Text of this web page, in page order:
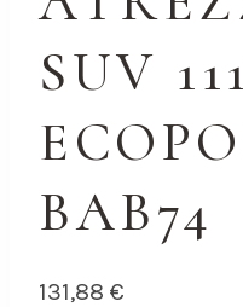
SUV
BAB74
131,88 €